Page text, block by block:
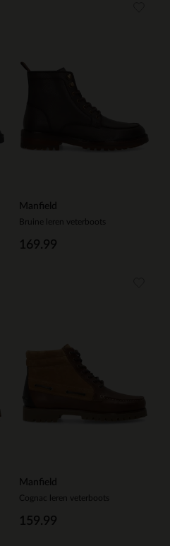
Manfield
Bruine leren veterboots
169.99
Manfield
Cognac leren veterboots
159.99